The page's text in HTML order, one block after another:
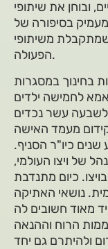
ובוחן את שיתופי
מעמיק בסיפורה של
משיתופי
הפעולה.
בחינוך במסגרות
לחמישה ילדים
מעמד האישה
שנים כיו"ר הסניף.
של ויצו העולמי,
כיום מתנדבת
נושאי האתיקה
הרוח וההנאה